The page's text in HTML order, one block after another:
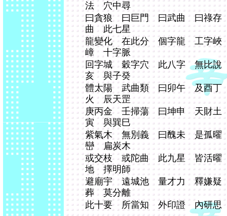
法 穴中尋
曰貪狼 曰巨門 曰武曲 曰祿
曲 此七星
龍變化 在此分 個字龍 工字
嶂 十字脈
回字城 穀字穴 此八字 無比
亥 與子癸
體太陽 武曲類 曰卯午 及酉
火 辰天罡
庚丙金 壬掃蕩 曰坤申 天財
寅 與巽巳
紫氣木 無別義 曰醜未 是孤
巒 扁炭木
或交枝 或陀曲 此九星 皆活
地 擇明師
避廟宇 遠城池 量才力 釋嫌
葬 莫分離
此十要 所當知 外印證 內研